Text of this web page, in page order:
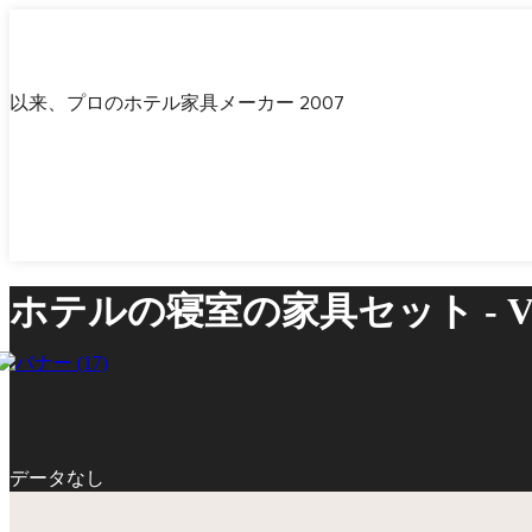
以来、プロのホテル家具メーカー 2007
ホテルの寝室の家具セット -
データなし